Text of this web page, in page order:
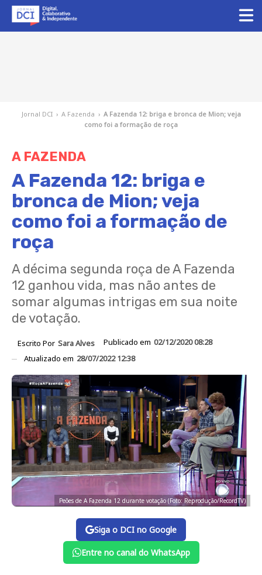
Jornal DCI › A Fazenda › A Fazenda 12: briga e bronca de Mion; veja
como foi a formação de roça
A FAZENDA
A Fazenda 12: briga e
bronca de Mion; veja
como foi a formação de
roça
A décima segunda roça de A Fazenda
12 ganhou vida, mas não antes de
somar algumas intrigas em sua noite
de votação.
Escrito Por Sara Alves Publicado em 02/12/2020 08:28
Atualizado em 28/07/2022 12:38
Peões de A Fazenda 12 durante votação (Foto: Reprodução/RecordTV)
Siga o DCI no Google
Entre no canal do WhatsApp